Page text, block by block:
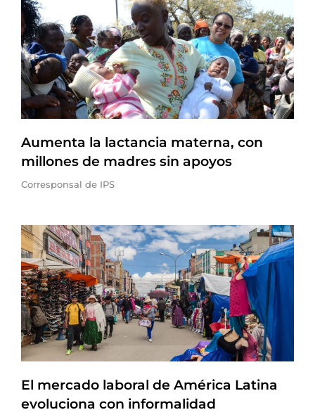
Aumenta la lactancia materna, con
millones de madres sin apoyos
Corresponsal de IPS
El mercado laboral de América Latina
evoluciona con informalidad